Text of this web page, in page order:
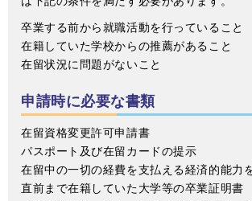
卒業する前から就職活動を行っていること
在籍していた学校からの推薦があること
在留状況に問題がないこと
申請時に必要な書類
在留資格変更許可申請書
パスポート及び在留カードの提示
在留中の一切の経費を支払える経済的能力
直前まで在籍していた大学等の卒業証明書